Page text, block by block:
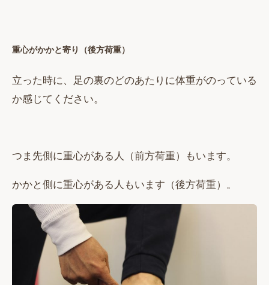
重心がかかと寄り（後方荷重）
立った時に、足の裏のどのあたりに体重がのっている
か感じてください。
つま先側に重心がある人（前方荷重）もいます。
かかと側に重心がある人もいます（後方荷重）。